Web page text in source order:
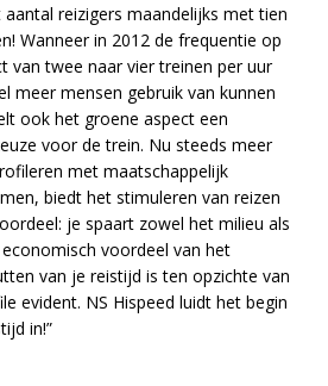
reizigers maandelijks met tien
Wanneer in 2012 de frequentie op
van twee naar vier treinen per uur
meer mensen gebruik van kunnen
ook het groene aspect een
voor de trein. Nu steeds meer
met maatschappelijk
biedt het stimuleren van reizen
je spaart zowel het milieu als
voordeel van het
van je reistijd is ten opzichte van
evident. NS Hispeed luidt het begin
in!”